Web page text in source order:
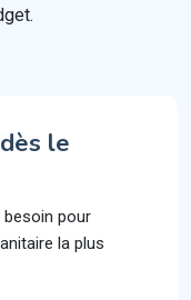
le
pour
la plus